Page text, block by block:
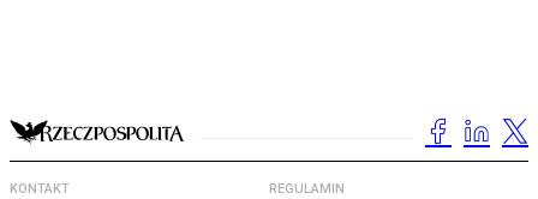
KONTAKT REGULAMIN